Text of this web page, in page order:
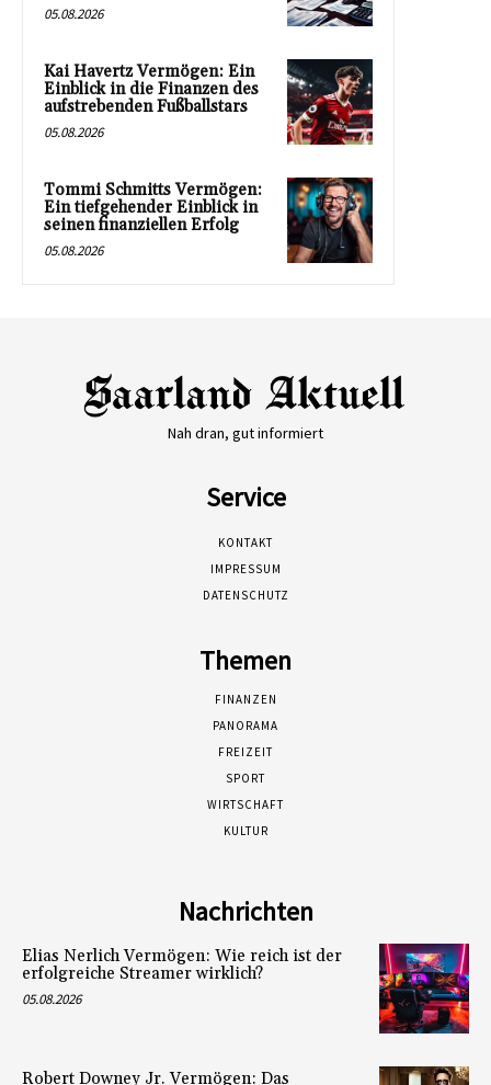
05.08.2026
Kai Havertz Vermögen: Ein
Einblick in die Finanzen des
aufstrebenden Fußballstars
05.08.2026
Tommi Schmitts Vermögen:
Ein tiefgehender Einblick in
seinen finanziellen Erfolg
05.08.2026
Nah dran, gut informiert
Service
KONTAKT
IMPRESSUM
DATENSCHUTZ
Themen
FINANZEN
PANORAMA
FREIZEIT
SPORT
WIRTSCHAFT
KULTUR
Nachrichten
Elias Nerlich Vermögen: Wie reich ist der
erfolgreiche Streamer wirklich?
05.08.2026
Robert Downey Jr. Vermögen: Das